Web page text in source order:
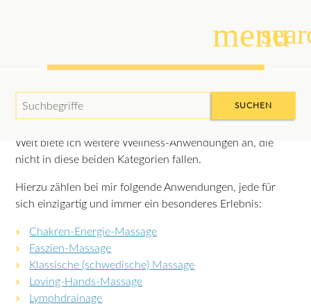
menu
Suchbegriffe SUCHEN
Welt biete ich weitere Wellness-Anwendungen an, die
nicht in diese beiden Kategorien fallen.
Hierzu zählen bei mir folgende Anwendungen, jede für
sich einzigartig und immer ein besonderes Erlebnis:
Chakren-Energie-Massage
Faszien-Massage
Klassische (schwedische) Massage
Loving-Hands-Massage
Lymphdrainage